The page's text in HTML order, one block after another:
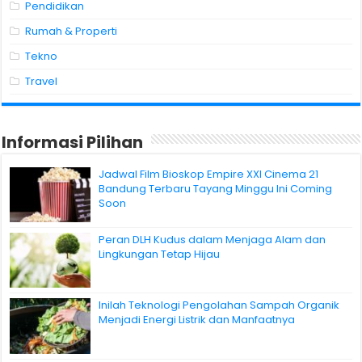
Pendidikan
Rumah & Properti
Tekno
Travel
Informasi Pilihan
Jadwal Film Bioskop Empire XXI Cinema 21
Bandung Terbaru Tayang Minggu Ini Coming
Soon
Peran DLH Kudus dalam Menjaga Alam dan
Lingkungan Tetap Hijau
Inilah Teknologi Pengolahan Sampah Organik
Menjadi Energi Listrik dan Manfaatnya